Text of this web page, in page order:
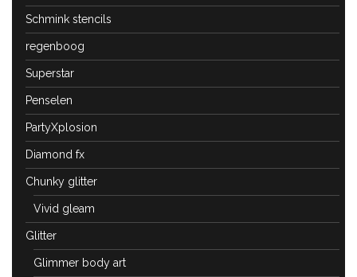
Schmink stencils
regenboog
Superstar
Penselen
PartyXplosion
Diamond fx
Chunky glitter
Vivid gleam
Glitter
Glimmer body art